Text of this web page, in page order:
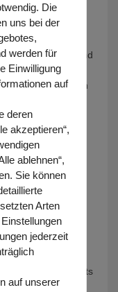
Grundrisse und
übersetzt
über Lernen
theoretisch
jener Lern-
20 Jahren
Planet ein
das
Wortes. Ein
stets neuen
Lern-
mit einem sich stets
Team.
Die
uns bei der
werden für
Einwilligung
auf
deren
akzeptieren“,
ablehnen“,
Sie können
Arten
jederzeit
auf unserer